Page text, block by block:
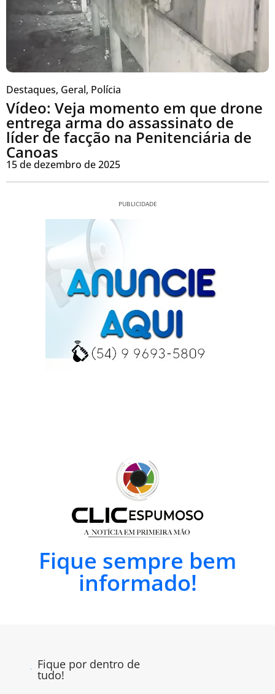
Destaques, Geral, Polícia
Vídeo: Veja momento em que drone
entrega arma do assassinato de
líder de facção na Penitenciária de
Canoas
15 de dezembro de 2025
PUBLICIDADE
Fique sempre bem
informado!
Fique por dentro de
tudo!